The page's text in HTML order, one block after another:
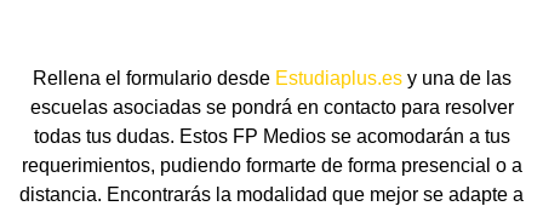
Rellena el formulario desde Estudiaplus.esy una de las
escuelas asociadas se pondrá en contacto para resolver
todas tus dudas. Estos FP Medios se acomodarán a tus
requerimientos, pudiendo formarte de forma presencial o a
distancia. Encontrarás la modalidad que mejor se adapte a